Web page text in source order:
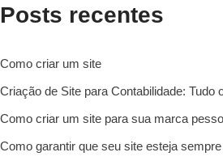
Posts recentes
Como criar um site
Criação de Site para Contabilidade: Tudo
Como criar um site para sua marca
Como garantir que seu site esteja